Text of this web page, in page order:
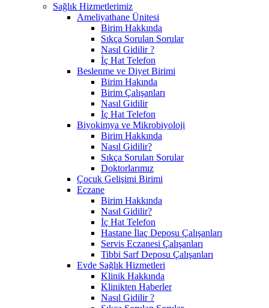
Sağlık Hizmetlerimiz
Ameliyathane Ünitesi
Birim Hakkında
Sıkça Sorulan Sorular
Nasıl Gidilir ?
İç Hat Telefon
Beslenme ve Diyet Birimi
Birim Hakında
Birim Çalışanları
Nasıl Gidilir
İç Hat Telefon
Biyokimya ve Mikrobiyoloji
Birim Hakkında
Nasıl Gidilir?
Sıkça Sorulan Sorular
Doktorlarımız
Çocuk Gelişimi Birimi
Eczane
Birim Hakkında
Nasıl Gidilir?
İç Hat Telefon
Hastane İlaç Deposu Çalışanları
Servis Eczanesi Çalışanları
Tibbi Sarf Deposu Çalışanları
Evde Sağlık Hizmetleri
Klinik Hakkında
Klinikten Haberler
Nasıl Gidilir ?